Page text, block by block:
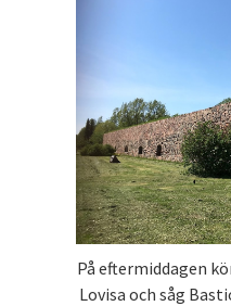
På eftermiddagen
Lovisa och såg